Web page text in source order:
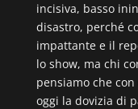
incisiva, basso
disastro, perché
impattante e il
lo show, ma chi
pensiamo che
oggi la dovizia di